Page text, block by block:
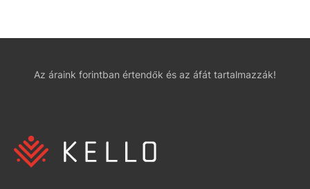
Az áraink forintban értendők és az áfát tartalmazzák!